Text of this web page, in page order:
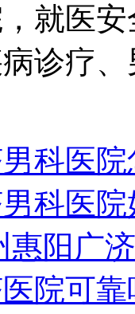
就医
诊疗
科医院
科医院
惠阳广
院可靠